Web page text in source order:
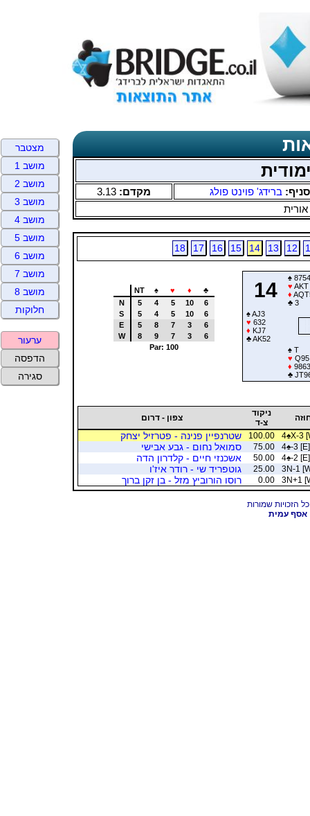
סניף: ברידג' פוינט פולג מקדם: 3.13
אורית
12
13
14
15
16
17
18
14
♠ 8754
♥ AKT
♦
♣ 3
♠AJ3
♥ 632
♦ KJ7
♣AK52
♠ T
♥ Q95
♦ 9863
♣
NT ♠ ♥ ♦
♣
N
5 4 5 10
6
S
5 4 5 10
6
E
5 8 7 3
6
W
8 9 7 3
6
Par: 100
ניקוד
צ-ד
צפון - דרום
4♠X-3
100.00 שטרנפיין פנינה - פטרזיל יצחק
4♠-3 [E]
75.00 סמואל נחום - גבע אבישי
4♠-2 [E]
50.00 אשכנזי חיים - קלדרון הדה
3N-1
25.00 גוטפריד שי - רודר איז'ו
3N+1
0.00 רוסו הורוביץ מזל - בן זקן ברוך
אסף עמית
מצטבר
מושב 1
מושב 2
מושב 3
מושב 4
מושב 5
מושב 6
מושב 7
מושב 8
חלוקות
ערעור
הדפסה
סגירה